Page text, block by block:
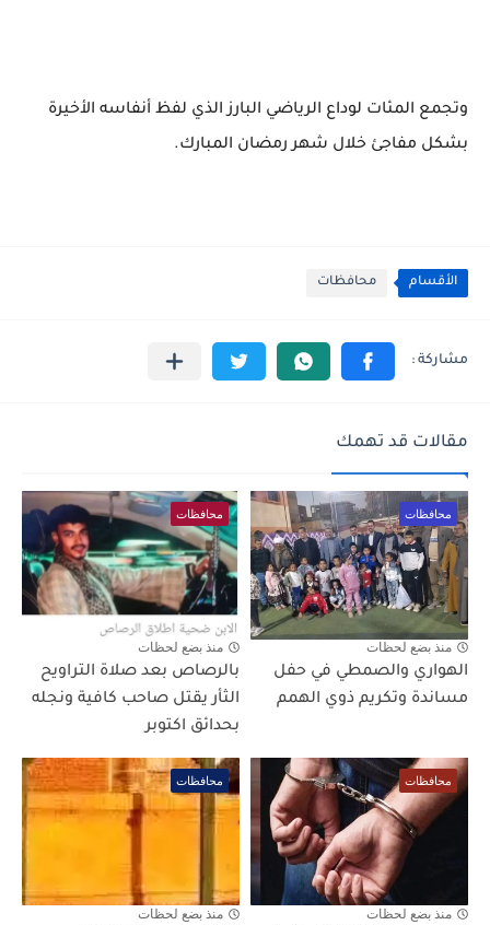
وتجمع المئات لوداع الرياضي البارز الذي لفظ أنفاسه الأخيرة
بشكل مفاجئ خلال شهر رمضان المبارك.
الأقسام محافظات
مقالات قد تهمك
محافظات
منذ بضع لحظات
الهواري والصمطي في حفل
مساندة وتكريم ذوي الهمم
محافظات
منذ بضع لحظات
بالرصاص بعد صلاة التراويح
الثأر يقتل صاحب كافية ونجله
بحدائق اكتوبر
محافظات
منذ بضع لحظات
محافظات
منذ بضع لحظات